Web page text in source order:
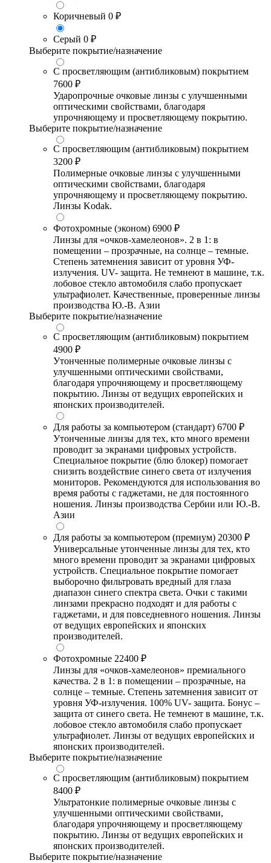
Коричневый 0 ₽
Серый 0 ₽
Выберите покрытие/назначение
С просветляющим (антибликовым) покрытием
7600 ₽
Ударопрочные очковые линзы с улучшенными
оптическими свойствами, благодаря
упрочняющему и просветляющему покрытию.
Выберите покрытие/назначение
С просветляющим (антибликовым) покрытием
3200 ₽
Полимерные очковые линзы с улучшенными
оптическими свойствами, благодаря
упрочняющему и просветляющему покрытию.
Линзы Kodak.
Фотохромные (эконом) 6900 ₽
Линзы для «очков-хамелеонов». 2 в 1: в
помещении – прозрачные, на солнце – темные.
Степень затемнения зависит от уровня УФ-
излучения. UV- защита. Не темнеют в машине, т.к.
лобовое стекло автомобиля слабо пропускает
ультрафиолет. Качественные, проверенные линзы
производства Ю.-В. Азии
Выберите покрытие/назначение
С просветляющим (антибликовым) покрытием
4900 ₽
Утонченные полимерные очковые линзы с
улучшенными оптическими свойствами,
благодаря упрочняющему и просветляющему
покрытию. Линзы от ведущих европейских и
японских производителей.
Для работы за компьютером (стандарт) 6700 ₽
Утонченные линзы для тех, кто много времени
проводит за экранами цифровых устройств.
Специальное покрытие (блю блокер) помогает
снизить воздействие синего света от излучения
мониторов. Рекомендуются для использования во
время работы с гаджетами, не для постоянного
ношения. Линзы производства Сербии или Ю.-В.
Азии
Для работы за компьютером (премиум) 20300 ₽
Универсальные утонченные линзы для тех, кто
много времени проводит за экранами цифровых
устройств. Специальное покрытие помогает
выборочно фильтровать вредный для глаза
диапазон синего спектра света. Очки с такими
линзами прекрасно подходят и для работы с
гаджетами, и для повседневного ношения. Линзы
от ведущих европейских и японских
производителей.
Фотохромные 22400 ₽
Линзы для «очков-хамелеонов» премиального
качества. 2 в 1: в помещении – прозрачные, на
солнце – темные. Степень затемнения зависит от
уровня УФ-излучения. 100% UV- защита. Бонус –
защита от синего света. Не темнеют в машине, т.к.
лобовое стекло автомобиля слабо пропускает
ультрафиолет. Линзы от ведущих европейских и
японских производителей.
Выберите покрытие/назначение
С просветляющим (антибликовым) покрытием
8400 ₽
Ультратонкие полимерные очковые линзы с
улучшенными оптическими свойствами,
благодаря упрочняющему и просветляющему
покрытию. Линзы от ведущих европейских и
японских производителей.
Выберите покрытие/назначение